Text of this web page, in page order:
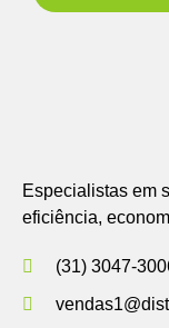
Especialistas em
eficiência,
(31) 3047-